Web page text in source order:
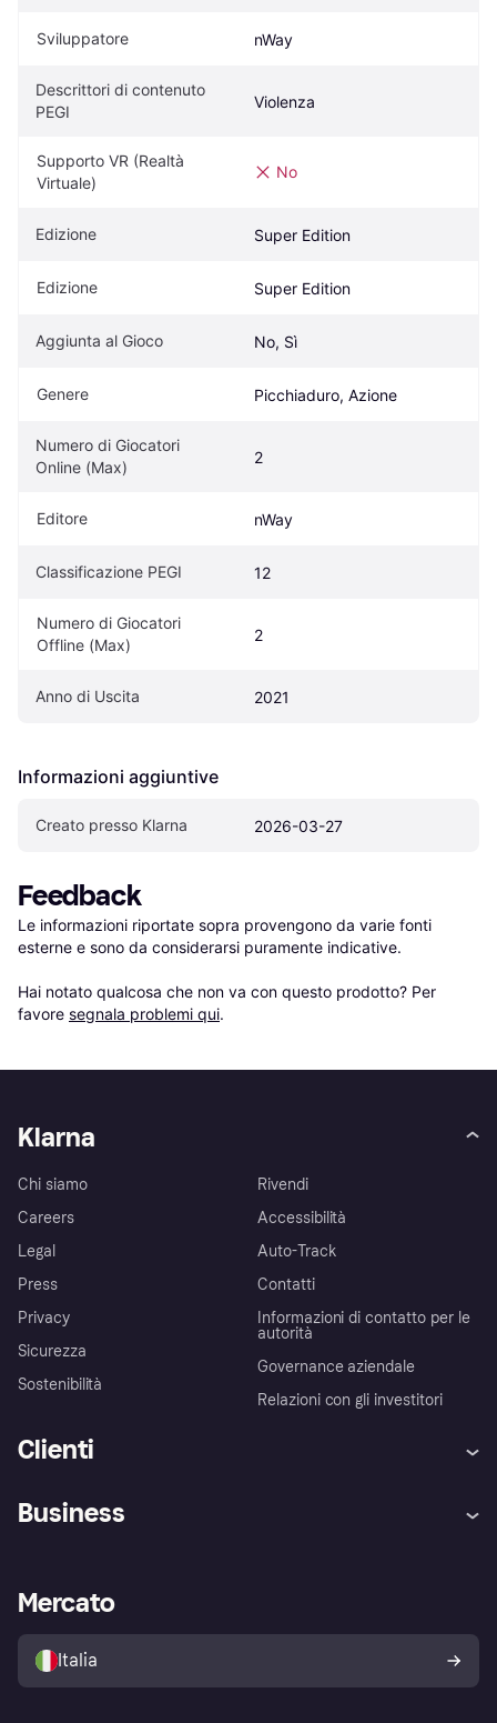
Sviluppatore nWay
Descrittori di contenuto
PEGI
Violenza
Supporto VR (Realtà
Virtuale)
No
Edizione Super Edition
Edizione Super Edition
Aggiunta al Gioco No, Sì
Genere Picchiaduro, Azione
Numero di Giocatori
Online (Max)
2
Editore nWay
Classificazione PEGI 12
Numero di Giocatori
Offline (Max)
2
Anno di Uscita 2021
Informazioni aggiuntive
Creato presso Klarna 2026-03-27
Feedback
Le informazioni riportate sopra provengono da varie fonti
esterne e sono da considerarsi puramente indicative.
Hai notato qualcosa che non va con questo prodotto? Per
favore segnala problemi qui.
Klarna
Chi siamo
Careers
Legal
Press
Privacy
Sicurezza
Sostenibilità
Rivendi
Accessibilità
Auto-Track
Contatti
Informazioni di contatto per le
autorità
Governance aziendale
Relazioni con gli investitori
Clienti
Assistenza
Esplora i negozi
Politica di protezione
dell'acquirente Klarna
Business
Accesso aziende
Mercato
Italia